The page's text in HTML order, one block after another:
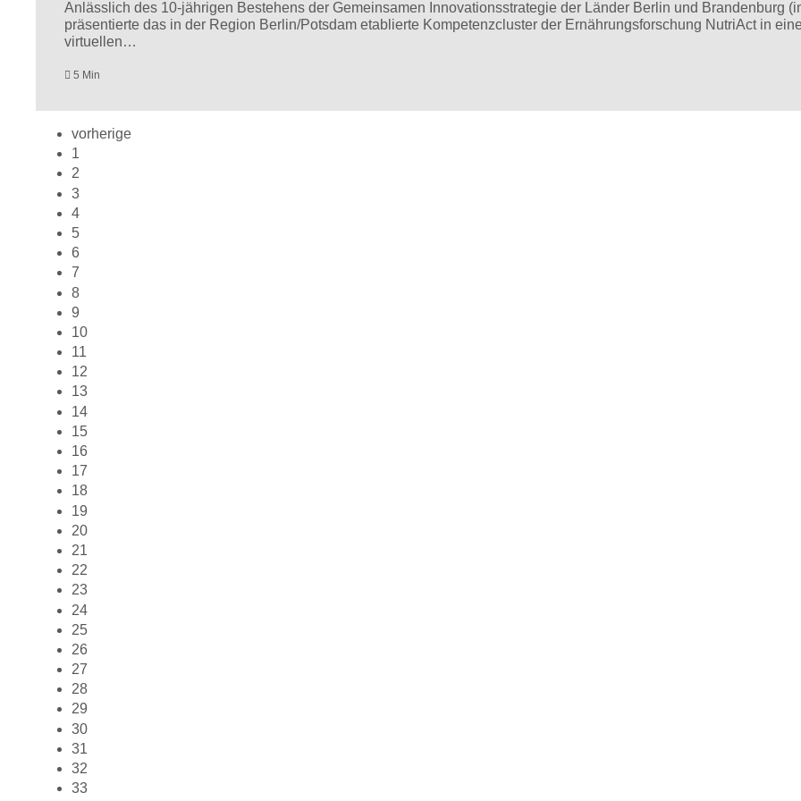
Anlässlich des 10-jährigen Bestehens der Gemeinsamen Innovationsstrategie der Länder Berlin und Brandenburg
präsentierte das in der Region Berlin/Potsdam etablierte Kompetenzcluster der Ernährungsforschung NutriAct in
virtuellen…
5 Min
vorherige
1
2
3
4
5
6
7
8
9
10
11
12
13
14
15
16
17
18
19
20
21
22
23
24
25
26
27
28
29
30
31
32
33